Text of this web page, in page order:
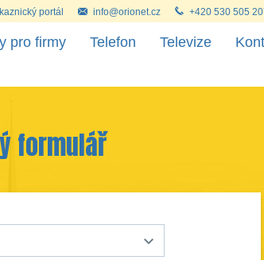
portál info@orionet.cz +420 530 505
pro firmy Telefon Televize
formulář